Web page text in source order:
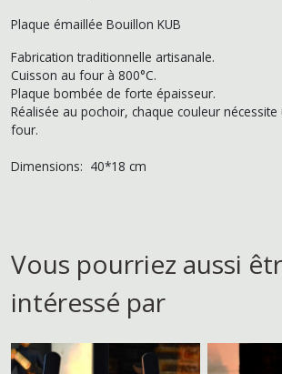
Plaque émaillée Bouillon KUB
Fabrication traditionnelle artisanale.
Cuisson au four à 800°C.
Plaque bombée de forte épaisseur.
Réalisée au pochoir, chaque couleur
four.
Dimensions: 40*18 cm
Vous pourriez aussi
intéressé par